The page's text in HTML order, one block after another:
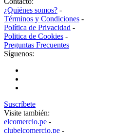
¿Quiénes somos? -
Términos y Condiciones -
Política de Privacidad -
Politica de Cookies -
Preguntas Frecuentes
Síguenos:
Suscríbete
Visite también:
elcomercio.pe -
clubelcomercio.pe -